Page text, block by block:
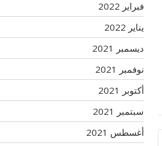
فبراير 2022
يناير 2022
ديسمبر 2021
نوفمبر 2021
أكتوبر 2021
سبتمبر 2021
أغسطس 2021